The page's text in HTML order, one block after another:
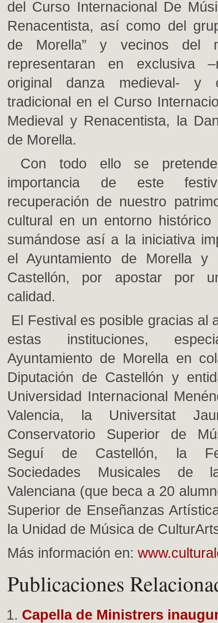
del Curso Internacional De
Renacentista, así como del
de Morella” y vecinos del
representaran en exclusiva
original danza medieval-
tradicional en el Curso
Medieval y Renacentista, la
de Morella.
Con todo ello se
importancia de este
recuperación de nuestro
cultural en un entorno histórico
sumándose así a la iniciativa
el Ayuntamiento de Morella y
Castellón, por apostar por
calidad.
El Festival es posible gracias al
estas instituciones,
Ayuntamiento de Morella en
Diputación de Castellón y
Universidad Internacional
Valencia, la Universitat
Conservatorio Superior de
Seguí de Castellón, la
Sociedades Musicales de
Valenciana (que beca a 20
Superior de Enseñanzas
la Unidad de Música de
Más información en:
Publicaciones
Capella de Ministrers